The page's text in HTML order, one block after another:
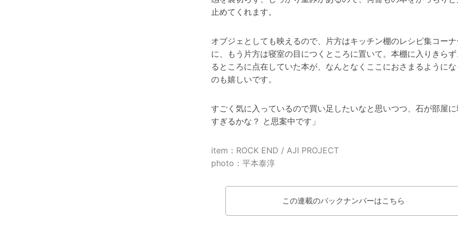
止めてくれます。
オブジェとしても映えるので、片方はキッチン棚のレシピ集コーナ
に、もう片方は寝室の目につくところに置いて。本棚に入りきらず
るところに点在していた本が、なんとなくここにおさまるようにな
のも嬉しいです。
すごく気に入っているので買い足したいなと思いつつ、石が部屋に
すぎるかな？ と思案中です 」
item：ROCK END / AJI PROJECT
photo：平本泰淳
この連載のバックナンバーはこちら